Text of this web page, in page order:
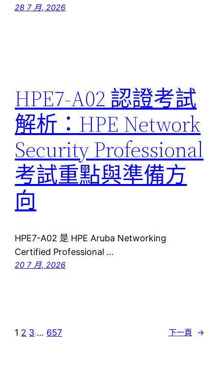
28 7 月, 2026
HPE7-A02 認證考試
解析：HPE Network
Security Professional
考試重點與準備方
向
HPE7-A02 是 HPE Aruba Networking
Certified Professional …
20 7 月, 2026
1 2 3 … 657 下一頁 →